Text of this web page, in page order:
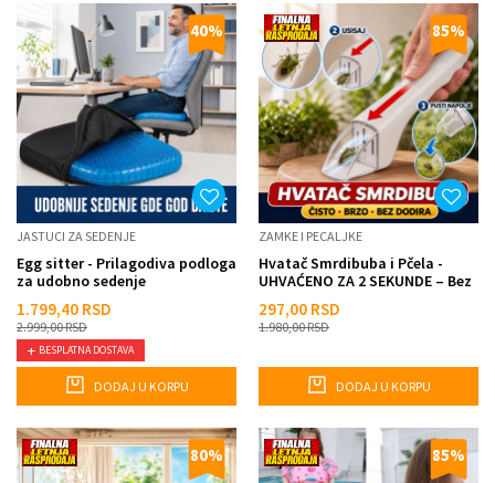
40%
JASTUCI ZA SEDENJE
Egg sitter - Prilagodiva podloga
za udobno sedenje
1.799,40 RSD
2.999,00RSD
BESPLATNA DOSTAVA
DODAJ U KORPU
85%
ZAMKE I PECALJKE
Hvatač Smrdibuba i Pčela -
UHVAĆENO ZA 2 SEKUNDE – Bez
297,00 RSD
1.980,00RSD
DODAJ U KORPU
80% 85%